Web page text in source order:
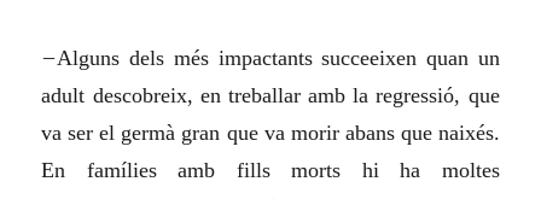
–Alguns dels més impactants succeeixen quan un
adult descobreix, en treballar amb la regressió, que
va ser el germà gran que va morir abans que naixés.
En famílies amb fills morts hi ha moltes